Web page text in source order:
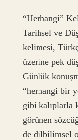
“Herhangi”
Tarihsel ve
kelimesi,
üzerine pek
Günlük
“herhangi bir
gibi kalıplarla
görünen
de dilbilimsel